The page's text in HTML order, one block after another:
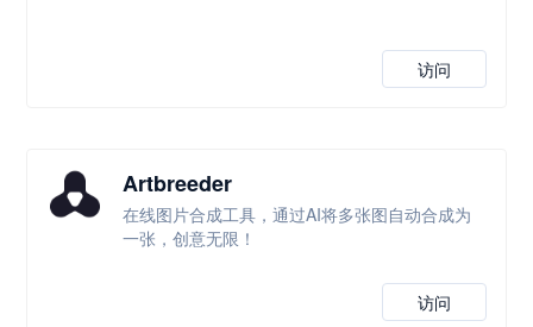
访问
Artbreeder
在线图片合成工具，通过AI将多张图自动合成为
一张，创意无限！
访问